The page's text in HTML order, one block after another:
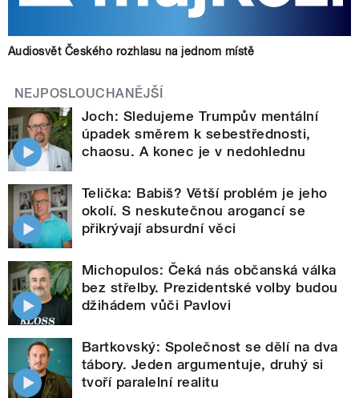
Audiosvět Českého rozhlasu na jednom místě
NEJPOSLOUCHANĚJŠÍ
Joch: Sledujeme Trumpův mentální
úpadek směrem k sebestřednosti,
chaosu. A konec je v nedohlednu
Telička: Babiš? Větší problém je jeho
okolí. S neskutečnou arogancí se
přikrývají absurdní věci
Michopulos: Čeká nás občanská válka
bez střelby. Prezidentské volby budou
džihádem vůči Pavlovi
Bartkovský: Společnost se dělí na dva
tábory. Jeden argumentuje, druhý si
tvoří paralelní realitu